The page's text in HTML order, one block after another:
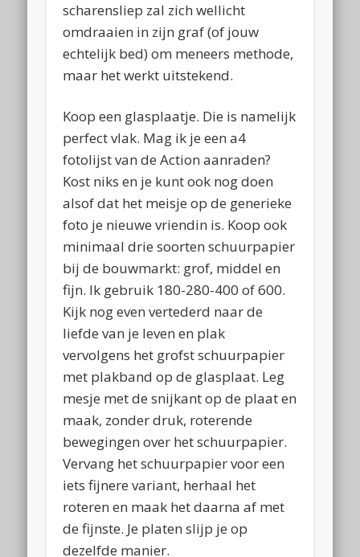
scharensliep zal zich wellicht
omdraaien in zijn graf (of jouw
echtelijk bed) om meneers methode,
maar het werkt uitstekend.
Koop een glasplaatje. Die is namelijk
perfect vlak. Mag ik je een a4
fotolijst van de Action aanraden?
Kost niks en je kunt ook nog doen
alsof dat het meisje op de generieke
foto je nieuwe vriendin is. Koop ook
minimaal drie soorten schuurpapier
bij de bouwmarkt: grof, middel en
fijn. Ik gebruik 180-280-400 of 600.
Kijk nog even vertederd naar de
liefde van je leven en plak
vervolgens het grofst schuurpapier
met plakband op de glasplaat. Leg
mesje met de snijkant op de plaat en
maak, zonder druk, roterende
bewegingen over het schuurpapier.
Vervang het schuurpapier voor een
iets fijnere variant, herhaal het
roteren en maak het daarna af met
de fijnste. Je platen slijp je op
dezelfde manier.